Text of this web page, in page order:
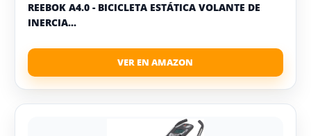
REEBOK A4.0 - BICICLETA ESTÁTICA VOLANTE DE
INERCIA...